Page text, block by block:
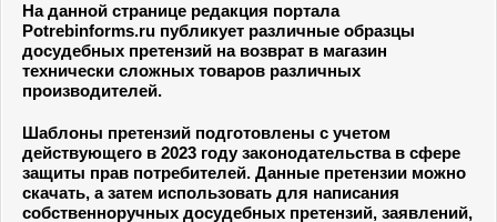
На данной странице редакция портала
Potrebinforms.ru публикует различные образцы
досудебных претензий на возврат в магазин
технически сложных товаров различных
производителей.
Шаблоны претензий подготовлены с учетом
действующего в 2023 году законодательства в сфере
защиты прав потребителей. Данные претензии можно
скачать, а затем использовать для написания
собственноручных досудебных претензий, заявлений,